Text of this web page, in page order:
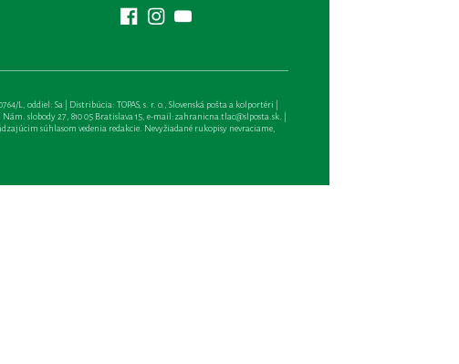
L, oddiel: Sa | Distribúcia: TOPAS, s. r. o., Slovenská pošta a kolportéri |
slobody 27, 810 05 Bratislava 15, e-mail:zahranicna.tlac@slposta.sk. |
súhlasom vedenia redakcie. Nevyžiadané rukopisy nevraciame,